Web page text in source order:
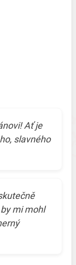
Ať je
slavného
mi mohl